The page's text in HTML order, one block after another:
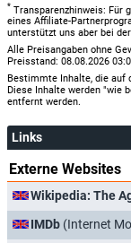
* Transparenzhinweis: Für
eines Affiliate-
unterstützt uns aber bei
Alle Preisangaben ohne
Preisstand: 08.08.2026
Bestimmte Inhalte, die auf
Diese Inhalte werden "wie
entfernt werden.
Links
Externe Websites
Wikipedia: The
IMDb (Internet